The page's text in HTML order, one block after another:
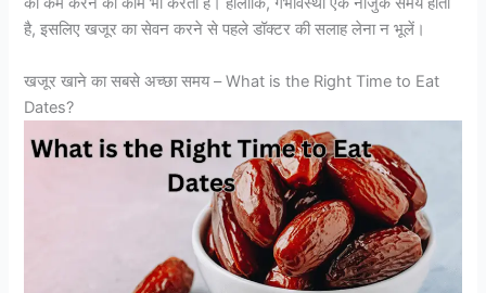
है, इसलिए खजूर का सेवन करने से पहले डॉक्टर की सलाह लेना न भूलें।
खजूर खाने का सबसे अच्छा समय – What is the Right Time to Eat
Dates?